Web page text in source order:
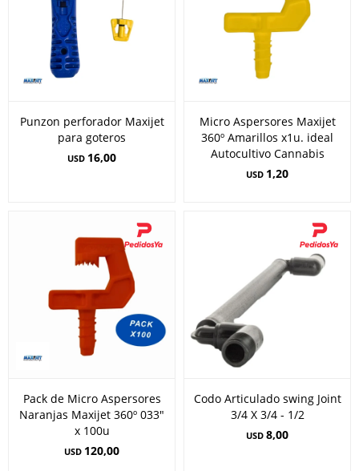
Punzon perforador Maxijet
para goteros
USD 16,00
Micro Aspersores Maxijet
360º Amarillos x1u. ideal
Autocultivo Cannabis
USD 1,20
Pack de Micro Aspersores
Naranjas Maxijet 360º 033"
x 100u
USD 120,00
Codo Articulado swing Joint
3/4 X 3/4 - 1/2
USD 8,00